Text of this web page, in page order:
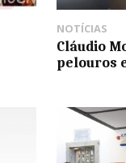
NOTÍCIAS
Cláudio
pelouros